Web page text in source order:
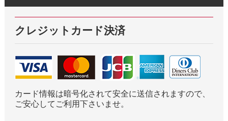
クレジットカード決済
カード情報は暗号化されて安全に送信されますので、
ご安心してご利用下さいませ。